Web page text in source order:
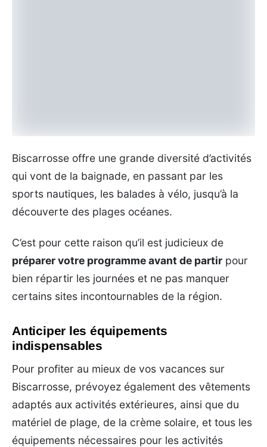
Biscarrosse offre une grande diversité d’activités
qui vont de la baignade, en passant par les
sports nautiques, les balades à vélo, jusqu’à la
découverte des plages océanes.
C’est pour cette raison qu’il est judicieux de
préparer votre programme avant de partir pour
bien répartir les journées et ne pas manquer
certains sites incontournables de la région.
Anticiper les équipements
indispensables
Pour profiter au mieux de vos vacances sur
Biscarrosse, prévoyez également des vêtements
adaptés aux activités extérieures, ainsi que du
matériel de plage, de la crème solaire, et tous les
équipements nécessaires pour les activités